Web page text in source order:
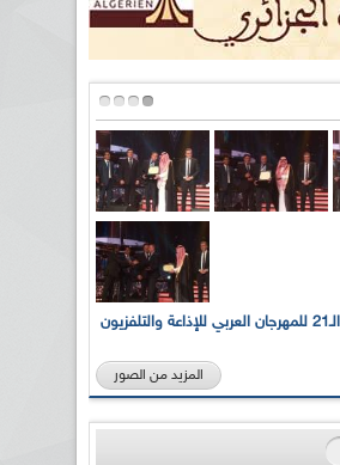
بالصور... الدورة الـ21 للمهرجان العربي للإذاعة والتلفزيون
المزيد من الصور